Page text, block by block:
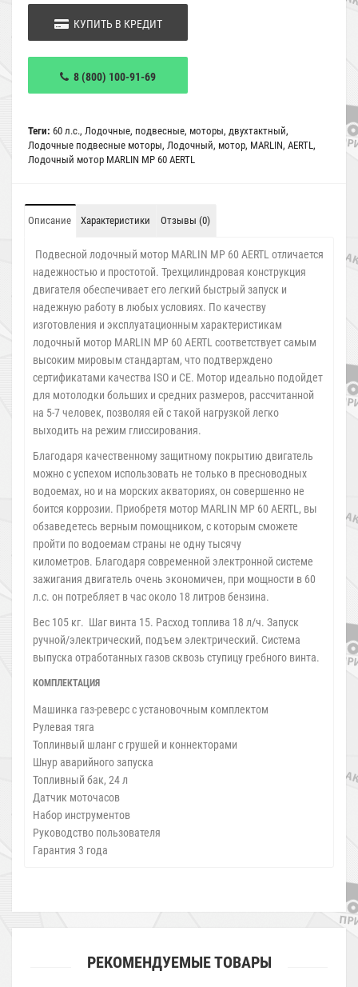
КУПИТЬ В КРЕДИТ
8 (800) 100-91-69
Теги: 60 л.с., Лодочные, подвесные, моторы, двухтактный,
Лодочные подвесные моторы, Лодочный, мотор, MARLIN, AERTL ,
Лодочный мотор MARLIN MP 60 AERTL
Описание Характеристики Отзывы (0)
Подвесной лодочный мотор MARLIN MP 60 AERTL отличается
надежностью и простотой. Трехцилиндровая конструкция
двигателя обеспечивает его легкий быстрый запуск и
надежную работу в любых условиях. По качеству
изготовления и эксплуатационным характеристикам
лодочный мотор MARLIN MP 60 AERTL соответствует самым
высоким мировым стандартам, что подтверждено
сертификатами качества ISO и CE. Мотор идеально подойдет
для мотолодки больших и средних размеров, рассчитанной
на 5-7 человек, позволяя ей с такой нагрузкой легко
выходить на режим глиссирования.
Благодаря качественному защитному покрытию двигатель
можно с успехом использовать не только в пресноводных
водоемах, но и на морских акваториях, он совершенно не
боится коррозии. Приобретя мотор MARLIN MP 60 AERTL, вы
обзаведетесь верным помощником, с которым сможете
пройти по водоемам страны не одну тысячу
километров. Благодаря современной электронной системе
зажигания двигатель очень экономичен, при мощности в 60
л.с. он потребляет в час около 18 литров бензина.
Вес 105 кг. Шаг винта 15. Расход топлива 18 л/ч. Запуск
ручной/электрический, подъем электрический. Система
выпуска отработанных газов сквозь ступицу гребного винта.
КОМПЛЕКТАЦИЯ
Машинка газ-реверс с установочным комплектом
Рулевая тяга
Топлинвый шланг с грушей и коннекторами
Шнур аварийного запуска
Топливный бак, 24 л
Датчик моточасов
Набор инструментов
Руководство пользователя
Гарантия 3 года
РЕКОМЕНДУЕМЫЕ ТОВАРЫ